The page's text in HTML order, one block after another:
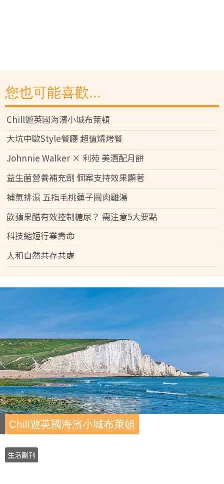
您也可能喜歡...
Chill遊英國海濱小城布萊頓
大坑中歐Style餐廳 超值燒烤餐
Johnnie Walker × 利苑 美酒配月餅
益生菌營養補充劑 個案支持效果顯著
補氣排濕 五指毛桃蓮子圓肉雞湯
飲蘋果醋有效控制糖尿？ 需注意5大要點
科技縮短行業壽命
人和自然共存共處
Chill遊英國海濱小城布萊頓
生活副刊